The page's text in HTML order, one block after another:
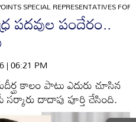
SPECIAL REPRESENTATIVES
పదవుల పందేరం..
| 06:21 PM
కాలం పాటు ఎదురు చూసిన
దాదాపు పూర్తి చేసింది.